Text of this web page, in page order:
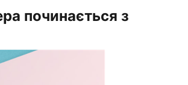
починається з